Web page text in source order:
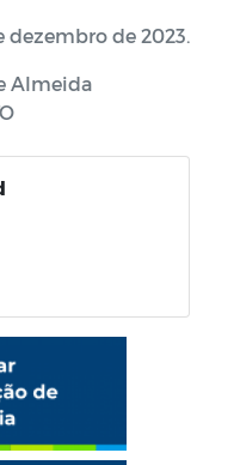
dezembro de 2023.
Almeida